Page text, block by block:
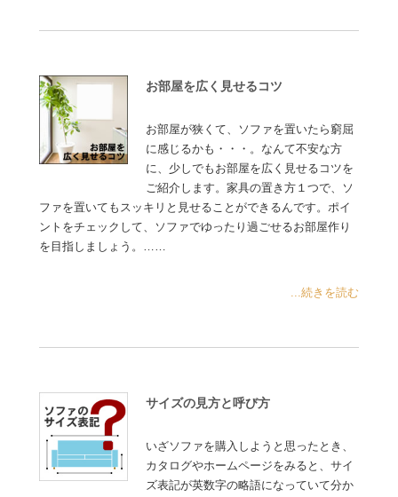
お部屋を広く見せるコツ
お部屋が狭くて、ソファを置いたら窮屈
に感じるかも・・・。なんて不安な方
に、少しでもお部屋を広く見せるコツを
ご紹介します。家具の置き方１つで、ソ
ファを置いてもスッキリと見せることができるんです。ポイ
ントをチェックして、ソファでゆったり過ごせるお部屋作り
を目指しましょう。……
...続きを読む
サイズの見方と呼び方
いざソファを購入しようと思ったとき、
カタログやホームページをみると、サイ
ズ表記が英数字の略語になっていて分か